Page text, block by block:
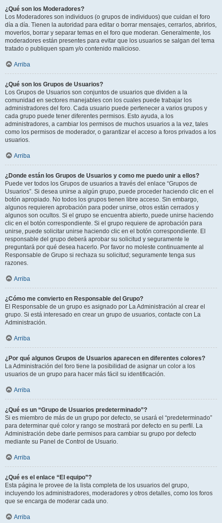
¿Qué son los Moderadores?
Los Moderadores son individuos (o grupos de individuos) que cuidan el foro
día a día. Tienen la autoridad para editar o borrar mensajes, cerrarlos, abrirlos,
moverlos, borrar y separar temas en el foro que moderan. Generalmente, los
moderadores están presentes para evitar que los usuarios se salgan del tema
tratado o publiquen spam y/o contenido malicioso.
Arriba
¿Qué son los Grupos de Usuarios?
Los Grupos de Usuarios son conjuntos de usuarios que dividen a la
comunidad en sectores manejables con los cuales puede trabajar los
administradores del foro. Cada usuario puede pertenecer a varios grupos y
cada grupo puede tener diferentes permisos. Esto ayuda, a los
administradores, a cambiar los permisos de muchos usuarios a la vez, tales
como los permisos de moderador, o garantizar el acceso a foros privados a los
usuarios.
Arriba
¿Donde están los Grupos de Usuarios y como me puedo unir a ellos?
Puede ver todos los Grupos de usuarios a través del enlace “Grupos de
Usuarios”. Si desea unirse a algún grupo, puede proceder haciendo clic en el
botón apropiado. No todos los grupos tienen libre acceso. Sin embargo,
algunos requieren aprobación para poder unirse, otros están cerrados y
algunos son ocultos. Si el grupo se encuentra abierto, puede unirse haciendo
clic en el botón correspondiente. Si el grupo requiere de aprobación para
unirse, puede solicitar unirse haciendo clic en el botón correspondiente. El
responsable del grupo deberá aprobar su solicitud y seguramente le
preguntará por qué desea hacerlo. Por favor no moleste continuamente al
Responsable de Grupo si rechaza su solicitud; seguramente tenga sus
razones.
Arriba
¿Cómo me convierto en Responsable del Grupo?
El Responsable de un grupo es asignado por La Administración al crear el
grupo. Si está interesado en crear un grupo de usuarios, contacte con La
Administración.
Arriba
¿Por qué algunos Grupos de Usuarios aparecen en diferentes colores?
La Administración del foro tiene la posibilidad de asignar un color a los
usuarios de un grupo para hacer más fácil su identificación.
Arriba
¿Qué es un “Grupo de Usuarios predeterminado”?
Si es miembro de más de un grupo por defecto, se usará el “predeterminado”
para determinar qué color y rango se mostrará por defecto en su perfil. La
Administración debe darle permisos para cambiar su grupo por defecto
mediante su Panel de Control de Usuario.
Arriba
¿Qué es el enlace “El equipo”?
Esta página le provee de la lista completa de los usuarios del grupo,
incluyendo los administradores, moderadores y otros detalles, como los foros
que se encarga de moderar cada uno.
Arriba